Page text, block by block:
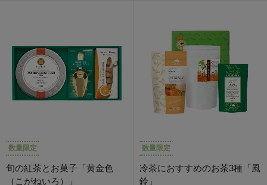
数量限定
旬の紅茶とお菓子「黄金色
（こがねいろ）」
数量限定
冷茶におすすめのお茶3種「風
鈴」